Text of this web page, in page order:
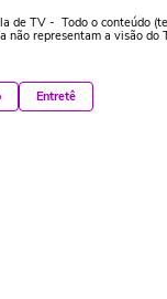
de TV - Todo o conteúdo
não representam a visão
Entretê